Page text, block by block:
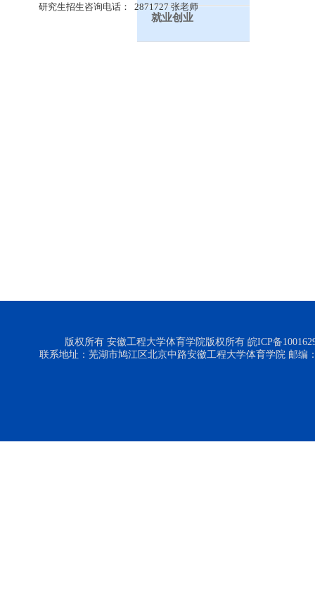
就业创业
研究生招生咨询电话： 2871727 张老师
版权所有 安徽工程大学体育学院版权所有 皖ICP备
联系地址：芜湖市鸠江区北京中路安徽工程大学体育学院 邮编